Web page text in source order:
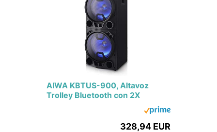
AIWA KBTUS-900, Altavoz
Trolley Bluetooth con 2X
Micrófono Inalámbrico Y Mando,
328,94 EUR